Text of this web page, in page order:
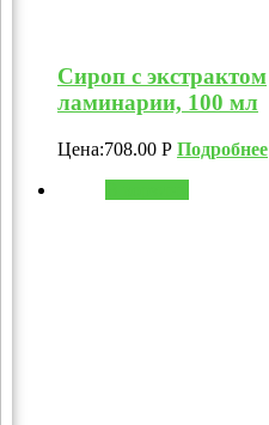
Сироп с экстрактом
ламинарии, 100 мл
Цена:708.00 Р Подробнее